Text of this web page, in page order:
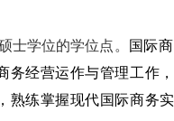
士学位的学位点。
国际
经营运作与管理工作
练掌握现代国际商务